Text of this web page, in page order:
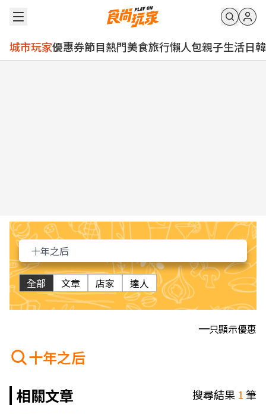
城市玩家優惠券節目熱門美食旅行懶人包親子生活日韓
全部 文章 店家 達人
只顯示優惠
十年之后
相關文章
搜尋結果 1筆